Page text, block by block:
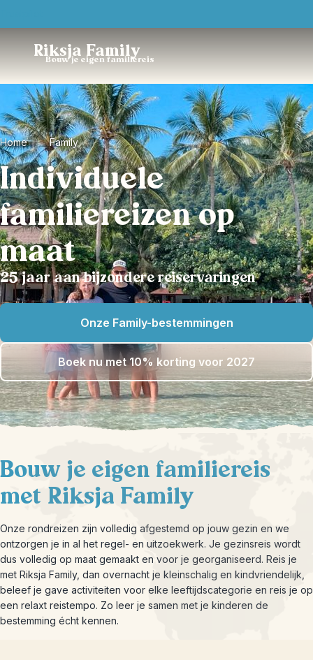
Riksja Family
Bouw je eigen familiereis
Home Family
Individuele
familiereizen op
maat
25 jaar aan bijzondere reiservaringen
Onze Family-bestemmingen
Boek nu met 10% korting voor 2027
Bouw je eigen familiereis
met Riksja Family
Onze rondreizen zijn volledig afgestemd op jouw gezin en we
ontzorgen je in al het regel- en uitzoekwerk. Je gezinsreis wordt
dus volledig op maat gemaakt en voor je georganiseerd. Reis je
met Riksja Family, dan overnacht je kleinschalig en kindvriendelijk,
beleef je gave activiteiten voor elke leeftijdscategorie en reis je op
een relaxt reistempo. Zo leer je samen met je kinderen de
bestemming écht kennen.